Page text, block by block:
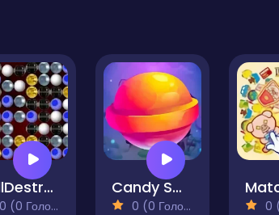
BallDestroy
0 (0 Голосів)
Candy Smash
0 (0 Голосів) 0